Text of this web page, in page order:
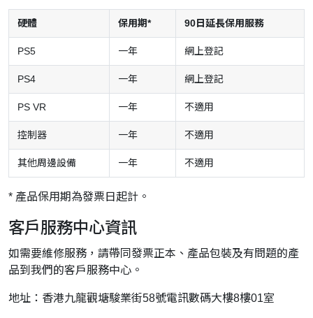
硬體 保用期* 90日延長保用服務
PS5 一年 網上登記
PS4 一年 網上登記
PS VR 一年 不適用
控制器 一年 不適用
其他周邊設備 一年 不適用
* 產品保用期為發票日起計。
客戶服務中心資訊
如需要維修服務，請帶同發票正本、產品包裝及有問題的產
品到我們的客戶服務中心。
地址：香港九龍觀塘駿業街58號電訊數碼大樓8樓01室